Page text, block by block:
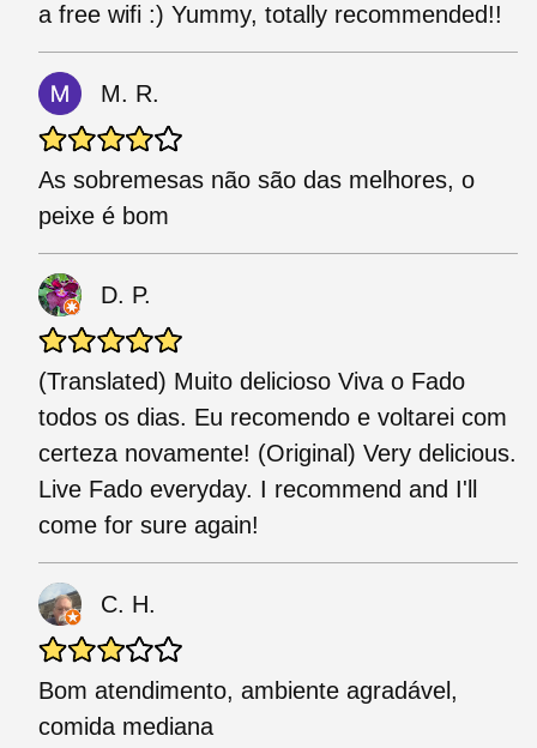
a free wifi :) Yummy, totally recommended!!
M. R.
As sobremesas não são das melhores, o
peixe é bom
D. P.
(Translated) Muito delicioso Viva o Fado
todos os dias. Eu recomendo e voltarei com
certeza novamente! (Original) Very delicious.
Live Fado everyday. I recommend and I'll
come for sure again!
C. H.
Bom atendimento, ambiente agradável,
comida mediana